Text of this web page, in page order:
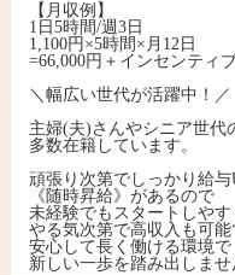
【月収例】
1日5時間/週3日
1,100円×5時間×月12日
=66,000円＋インセンティブ
＼幅広い世代が活躍中！／
主婦(夫)さんやシニア世代
多数在籍しています。
頑張り次第でしっかり給与
《随時昇給》があるので
未経験でもスタートしやす
やる気次第で高収入も可
安心して長く働ける環境で
新しい一歩を踏み出しませ